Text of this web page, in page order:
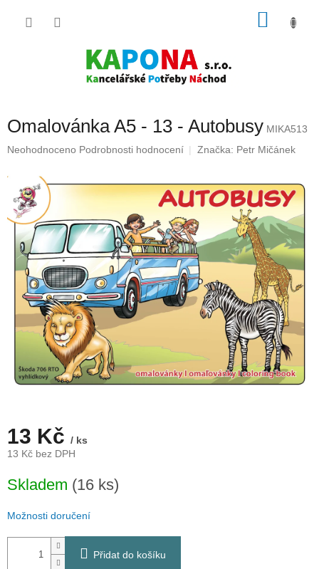
Omalovánka A5 - 13 - Autobusy MIKA513
Průměrné
produktu
0,0
z
hvězdiček.
Neohodnoceno Podrobnosti hodnocení Značka: Petr Mičánek
13 Kč / ks
13 Kč bez DPH
cena:
Skladem (16 ks)
Možnosti doručení
Přidat do košíku